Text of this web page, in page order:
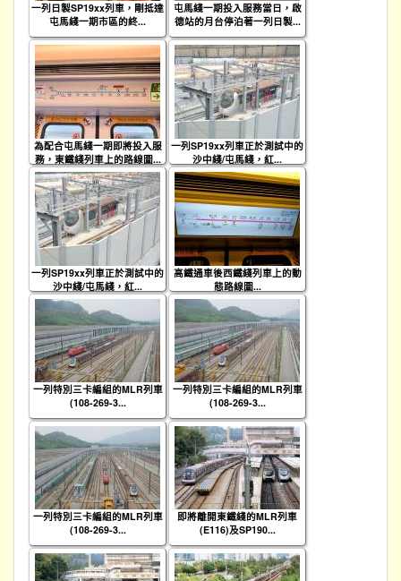
一列日製SP19xx列車，剛抵達
屯馬綫一期市區的終...
屯馬綫一期投入服務當日，啟
德站的月台停泊著一列日製...
為配合屯馬綫一期即將投入服
務，東鐵綫列車上的路線圖...
一列SP19xx列車正於測試中的
沙中綫/屯馬綫，紅...
一列SP19xx列車正於測試中的
沙中綫/屯馬綫，紅...
高鐵通車後西鐵綫列車上的動
態路線圖...
一列特別三卡編組的MLR列車
(108-269-3...
一列特別三卡編組的MLR列車
(108-269-3...
一列特別三卡編組的MLR列車
(108-269-3...
即將離開東鐵綫的MLR列車
(E116)及SP190...